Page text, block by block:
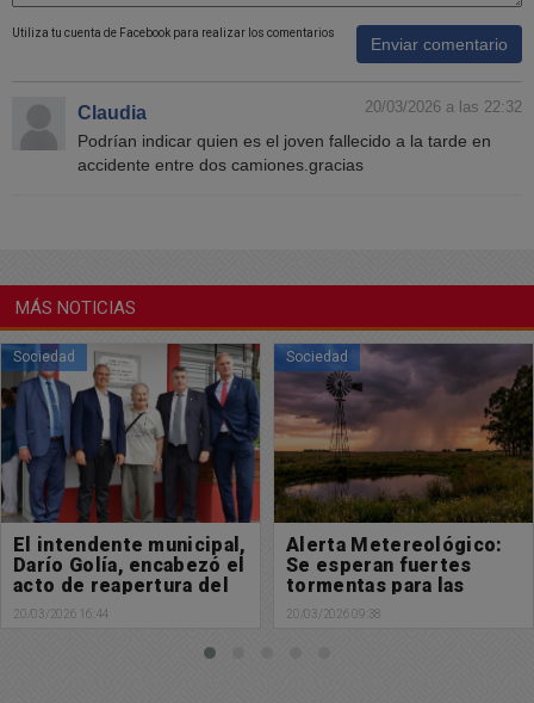
Utiliza tu cuenta de Facebook para realizar los comentarios
Enviar comentario
Claudia 20/03/2026 a las 22:32
Podrían indicar quien es el joven fallecido a la tarde en
accidente entre dos camiones.gracias
MÁS NOTICIAS
Sociedad
El intendente municipal,
Darío Golía, encabezó el
acto de reapertura del
CAPS Eugenio Casasco
20/03/2026 16:44
Sociedad
Alerta Metereológico:
Se esperan fuertes
tormentas para las
próximas horas
20/03/2026 09:38